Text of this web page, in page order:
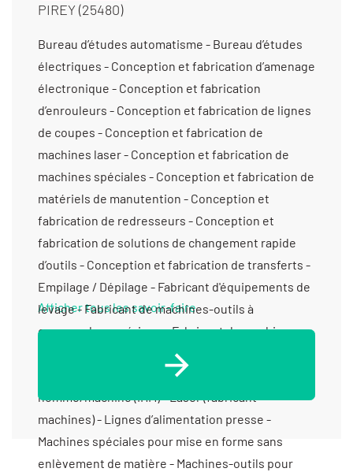
PIREY (25480)
Bureau d’études automatisme - Bureau d’études
électriques - Conception et fabrication d’amenage
électronique - Conception et fabrication
d’enrouleurs - Conception et fabrication de lignes
de coupes - Conception et fabrication de
machines laser - Conception et fabrication de
machines spéciales - Conception et fabrication de
matériels de manutention - Conception et
fabrication de redresseurs - Conception et
fabrication de solutions de changement rapide
d’outils - Conception et fabrication de transferts -
Empilage / Dépilage - Fabricant d'équipements de
levage - Fabricant de machines-outils à
commande numérique - Fabricant de machines-
outils de série - Fabrication de sous-ensembles et
d'ensembles pour machines spéciales - Interface
homme/machine (IHM) - Laser (fabricant
machines) - Lignes d’alimentation presse -
Machines spéciales pour mise en forme sans
enlèvement de matière - Machines-outils pour
Afficher tous les savoir-faire